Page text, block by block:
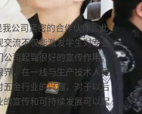
公司紧密的合作伙伴，此
流不仅能激发学生对专业
司起到很好的宣传作用。
，在一线与生产技术人员
金行业的兴趣，对于以后
宣传和可持续发展可以起